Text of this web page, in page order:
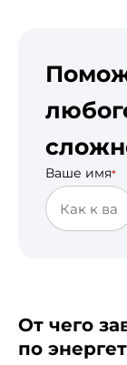
Ваше имя*
От чего
по